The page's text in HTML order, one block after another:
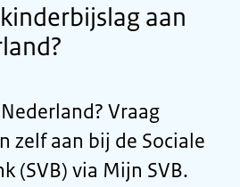
aan
Vraag
zelf aan bij de Sociale
(SVB) via Mijn SVB.